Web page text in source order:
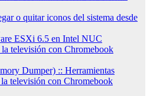
o quitar iconos del sistema desde
ESXi 6.5 en Intel NUC
televisión con Chromebook
Dumper) :: Herramientas
televisión con Chromebook